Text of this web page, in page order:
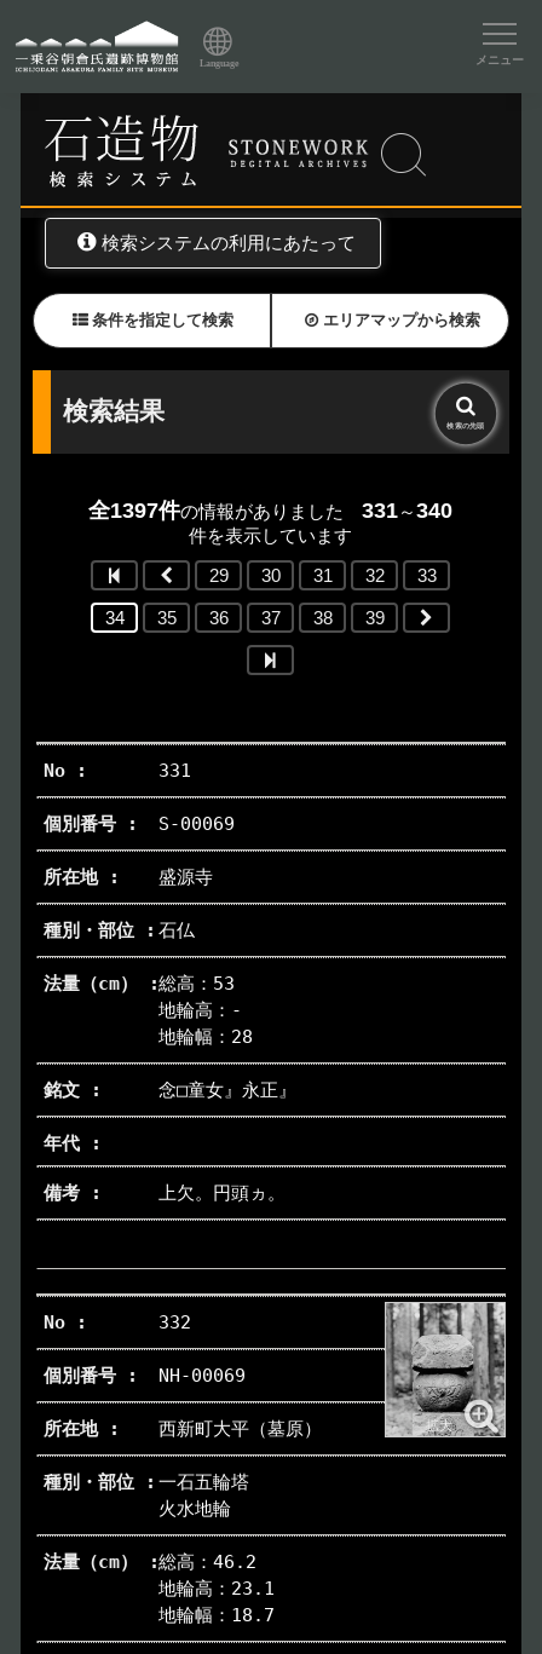
メニュー
Language
資料データベーストップ
石造物検索
トップページ
本日の博物館
遺跡のご紹介 Site
アクセス Access
各種申請 Applications
検索システムの利用にあたって
条件を指定して検索 エリアマップから検索
検索の先頭
検索結果
全1397件の情報がありました331～340
件を表示しています
29
30 31 32 33
34 35 36 37 38 39
331
S-00069
盛源寺
石仏
総高：53
地輪高：-
地輪幅：28
念□童女』永正』
上欠。円頭ヵ。
332
NH-00069
西新町大平（墓原）
一石五輪塔
火水地輪
総高：46.2
地輪高：23.1
地輪幅：18.7